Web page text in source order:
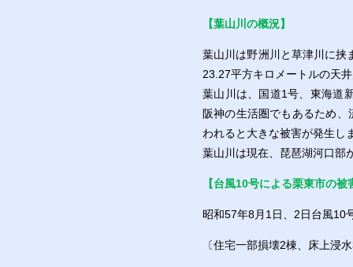
【葉山川の概況】
葉山川は野洲川と草津川に挟
23.27平方キロメートルの天
葉山川は、国道1号、東海道
阪神の生活圏でもあるため
われると大きな被害が発生し
葉山川は現在、琵琶湖河口部
【台風10号による栗東市の被
昭和57年8月1日、2日台風10
〔住宅一部損壊2棟、床上浸